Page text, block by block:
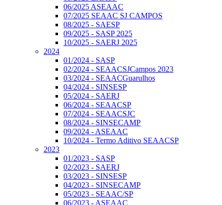
06/2025 ASEAAC
07/2025 SEAAC SJ CAMPOS
08/2025 - SAESP
09/2025 - SASP 2025
10/2025 - SAERJ 2025
2024
01/2024 - SASP
02/2024 - SEAACSJCampos 2023
03/2024 - SEAACGuarulhos
04/2024 - SINSESP
05/2024 - SAERJ
06/2024 - SEAACSP
07/2024 - SEAACSJC
08/2024 - SINSECAMP
09/2024 - ASEAAC
10/2024 - Termo Aditivo SEAACSP
2023
01/2023 - SASP
02/2023 - SAERJ
03/2023 - SINSESP
04/2023 - SINSECAMP
05/2023 - SEAAC/SP
06/2023 - ASEAAC